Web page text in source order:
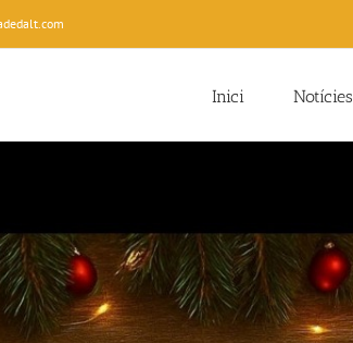
Inici Notícies